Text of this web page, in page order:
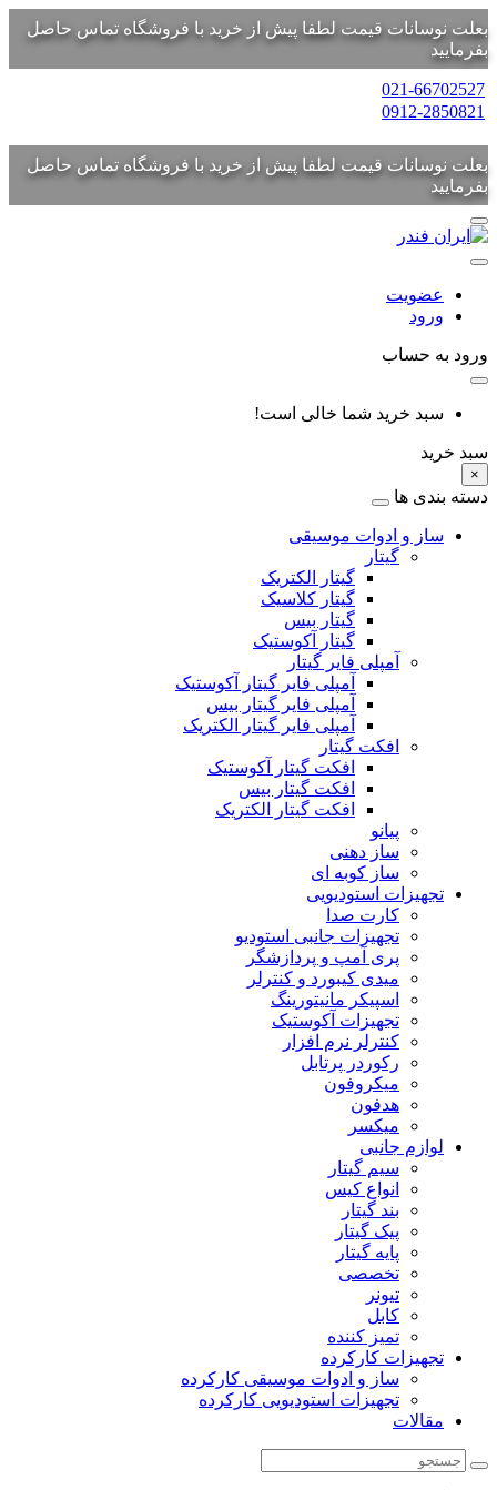
بعلت نوسانات قیمت لطفا پیش از خرید با فروشگاه تماس حاصل
بفرمایید
021-66702527
0912-2850821
بعلت نوسانات قیمت لطفا پیش از خرید با فروشگاه تماس حاصل
بفرمایید
عضویت
ورود
ورود به حساب
سبد خرید شما خالی است!
سبد خرید
×
دسته بندی ها
ساز و ادوات موسیقی
گیتار
گیتار الکتریک
گیتار کلاسیک
گیتار بیس
گیتار آکوستیک
آمپلی فایر گیتار
آمپلی فایر گیتار آکوستیک
آمپلی فایر گیتار بیس
آمپلی فایر گیتار الکتریک
افکت گیتار
افکت گیتار آکوستیک
افکت گیتار بیس
افکت گیتار الکتریک
پیانو
ساز دهنی
ساز کوبه ای
تجهیزات استودیویی
کارت صدا
تجهیزات جانبی استودیو
پری آمپ و پردازشگر
میدی کیبورد و کنترلر
اسپیکر مانیتورینگ
تجهیزات آکوستیک
کنترلر نرم افزار
رکوردر پرتابل
میکروفون
هدفون
میکسر
لوازم جانبی
سیم گیتار
انواع کیس
بند گیتار
پیک گیتار
پایه گیتار
تخصصی
تیونر
کابل
تمیز کننده
تجهیزات کارکرده
ساز و ادوات موسیقی کارکرده
تجهیزات استودیویی کارکرده
مقالات